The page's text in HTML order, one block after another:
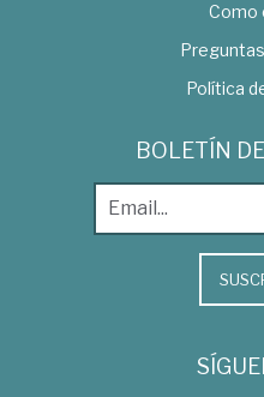
Como
Política
BOLETÍN